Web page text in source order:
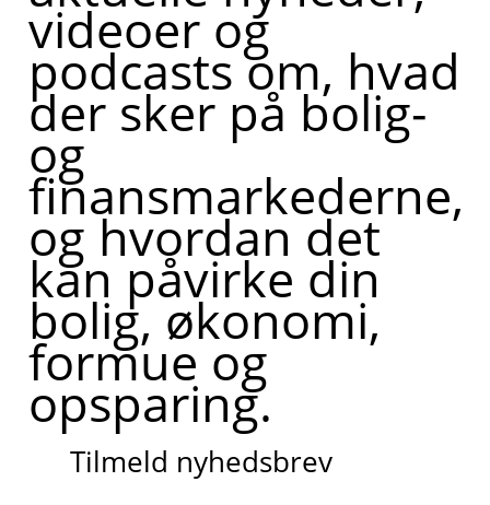
videoer og
podcasts om, hvad
der sker på bolig-
og
finansmarkederne,
og hvordan det
kan påvirke din
bolig, økonomi,
formue og
opsparing.
Tilmeld nyhedsbrev